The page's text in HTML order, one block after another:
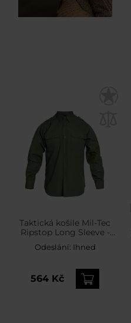
Taktická košile Mil-Tec
Ripstop Long Sleeve -
Olive
Odeslání: Ihned
564 Kč